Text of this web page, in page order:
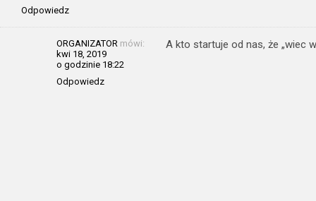
Odpowiedz
ORGANIZATOR mówi:
kwi 18, 2019
o godzinie 18:22
Odpowiedz
A kto startuje od nas, że „wiec